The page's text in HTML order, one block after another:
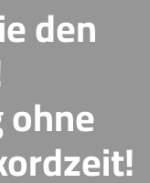
den